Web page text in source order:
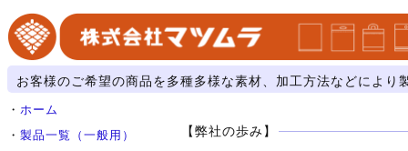
お客様のご希望の商品を多種多様な素材、加工方法などにより
・ ホーム
・ 製品一覧（一般用）
【弊社の歩み】